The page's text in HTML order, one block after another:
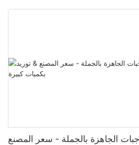
الجاهزة بالجملة - سعر المصنع